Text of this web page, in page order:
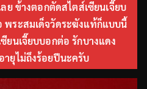
ลย ข้างตอกตัดสไตส์เซียนเจี๊ยบ
พระสมเด็จวัดระฆังแท้ก็แบบนี้
ยนเจี๊ยบบอกต่อ รักบางแดง
ายุไม่ถึงร้อยปีนะครับ